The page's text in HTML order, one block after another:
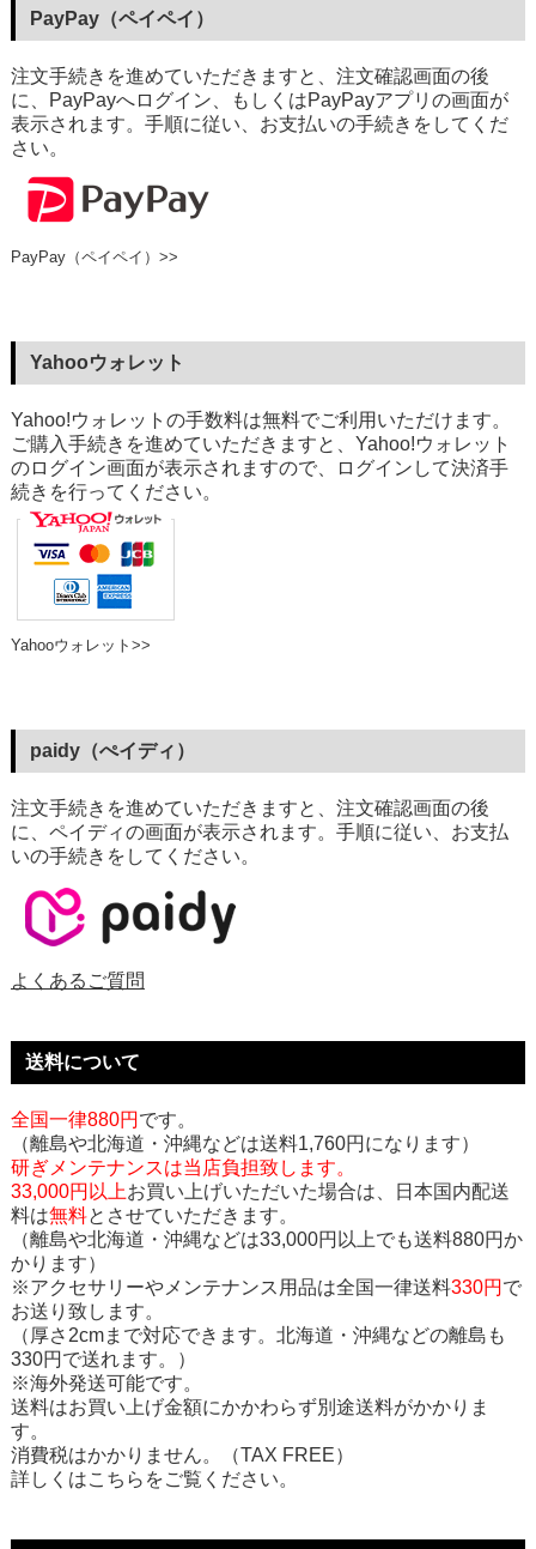
PayPay（ペイペイ）
注文手続きを進めていただきますと、注文確認画面の後
に、PayPayへログイン、もしくはPayPayアプリの画面が
表示されます。手順に従い、お支払いの手続きをしてくだ
さい。
PayPay（ペイペイ）>>
Yahooウォレット
Yahoo!ウォレットの手数料は無料でご利用いただけます。
ご購入手続きを進めていただきますと、Yahoo!ウォレット
のログイン画面が表示されますので、ログインして決済手
続きを行ってください。
Yahooウォレット>>
paidy（ぺイディ）
注文手続きを進めていただきますと、注文確認画面の後
に、ペイディの画面が表示されます。手順に従い、お支払
いの手続きをしてください。
よくあるご質問
送料について
全国一律880円 です。
（離島や北海道・沖縄などは送料1,760円になります）
研ぎメンテナンスは当店負担致します。
33,000円以上お買い上げいただいた場合は、日本国内配送
料は無料とさせていただきます。
（離島や北海道・沖縄などは33,000円以上でも送料880円か
かります）
※アクセサリーやメンテナンス用品は全国一律送料330円 で
お送り致します。
（厚さ2cmまで対応できます。北海道・沖縄などの離島も
330円で送れます。）
※海外発送可能です。
送料はお買い上げ金額にかかわらず別途送料がかかりま
す。
消費税はかかりません。（TAX FREE）
詳しくはこちらをご覧ください。